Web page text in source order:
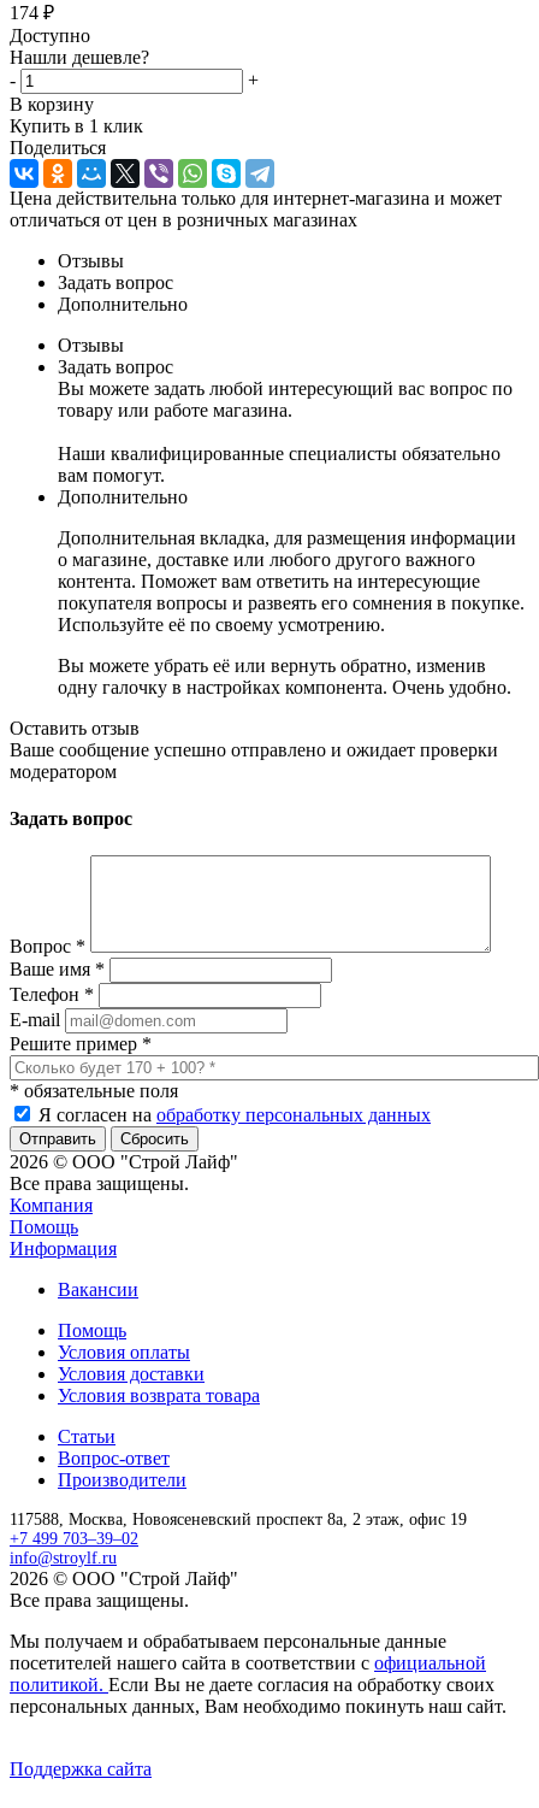
174 ₽
Доступно
Нашли дешевле?
-
+
В корзину
Купить в 1 клик
Поделиться
Цена действительна только для интернет-магазина и может
отличаться от цен в розничных магазинах
Отзывы
Задать вопрос
Дополнительно
Отзывы
Задать вопрос
Вы можете задать любой интересующий вас вопрос по
товару или работе магазина.
Наши квалифицированные специалисты обязательно
вам помогут.
Дополнительно
Дополнительная вкладка, для размещения информации
о магазине, доставке или любого другого важного
контента. Поможет вам ответить на интересующие
покупателя вопросы и развеять его сомнения в покупке.
Используйте её по своему усмотрению.
Вы можете убрать её или вернуть обратно, изменив
одну галочку в настройках компонента. Очень удобно.
Оставить отзыв
Ваше сообщение успешно отправлено и ожидает проверки
модератором
Задать вопрос
Вопрос *
Ваше имя *
Телефон *
E-mail
Решите пример *
* обязательные поля
Я согласен на обработку персональных данных
Сбросить
2026 © ООО "Строй Лайф"
Все права защищены.
Компания
Помощь
Информация
Вакансии
Помощь
Условия оплаты
Условия доставки
Условия возврата товара
Статьи
Вопрос-ответ
Производители
117588, Москва, Новоясеневский проспект 8а, 2 этаж, офис 19
+7 499 703–39–02
info@stroylf.ru
2026 © ООО "Строй Лайф"
Все права защищены.
Мы получаем и обрабатываем персональные данные
посетителей нашего сайта в соответствии с официальной
политикой. Если Вы не даете согласия на обработку своих
персональных данных, Вам необходимо покинуть наш сайт.
Поддержка сайта